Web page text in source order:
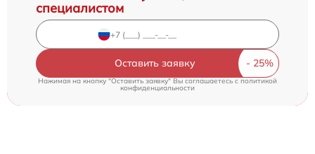
специалистом
Оставить заявку
Нажимая на кнопку "Оставить заявку" Вы соглашаетесь c политикой
конфиденциальности